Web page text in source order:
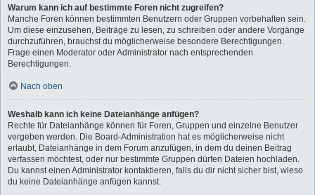
Warum kann ich auf bestimmte Foren nicht zugreifen?
Manche Foren können bestimmten Benutzern oder Gruppen vorbehalten sein.
Um diese einzusehen, Beiträge zu lesen, zu schreiben oder andere Vorgänge
durchzuführen, brauchst du möglicherweise besondere Berechtigungen.
Frage einen Moderator oder Administrator nach entsprechenden
Berechtigungen.
Nach oben
Weshalb kann ich keine Dateianhänge anfügen?
Rechte für Dateianhänge können für Foren, Gruppen und einzelne Benutzer
vergeben werden. Die Board-Administration hat es möglicherweise nicht
erlaubt, Dateianhänge in dem Forum anzufügen, in dem du deinen Beitrag
verfassen möchtest, oder nur bestimmte Gruppen dürfen Dateien hochladen.
Du kannst einen Administrator kontaktieren, falls du dir nicht sicher bist, wieso
du keine Dateianhänge anfügen kannst.